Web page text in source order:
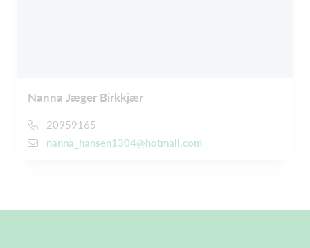
Nanna Jæger Birkkjær
20959165
nanna_hansen1304@hotmail.com